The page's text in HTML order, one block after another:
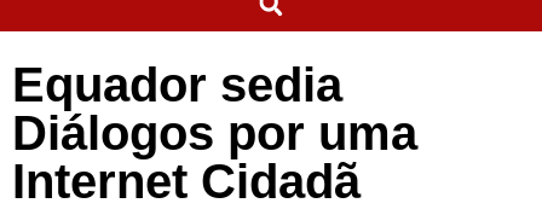
Equador sedia
Diálogos por uma
Internet Cidadã